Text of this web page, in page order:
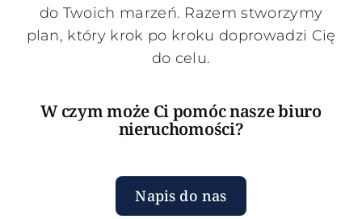
do Twoich marzeń. Razem stworzymy
plan, który krok po kroku doprowadzi Cię
do celu.
W czym może Ci pomóc nasze biuro
nieruchomości?
Napis do nas